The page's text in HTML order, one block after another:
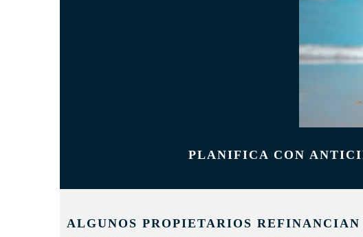
PLANIFICA CON
ALGUNOS PROPIETARIOS